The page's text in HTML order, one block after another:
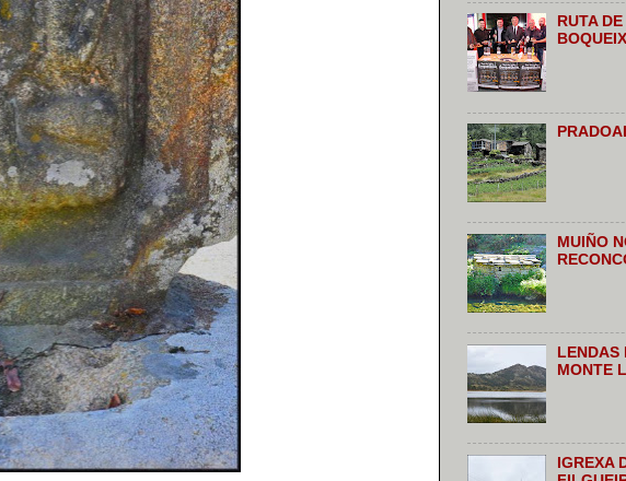
RUTA
MUIÑO
LENDAS
MONTE
IGREXA